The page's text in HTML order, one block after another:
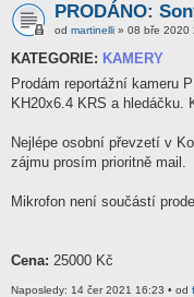
PRODÁNO:
od martinelli » 08 bře 2020
KATEGORIE: KAMERY
Prodám reportážní kameru
KH20x6.4 KRS a hledáčku.
Nejlépe osobní převzetí v
zájmu prosím prioritně mail.
Mikrofon není součástí
Cena: 25000 Kč
Naposledy: 14 čer 2021 16:23 • od